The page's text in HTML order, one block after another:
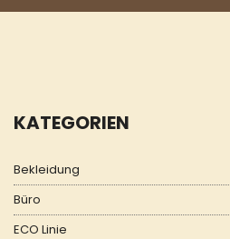
KATEGORIEN
Bekleidung
Büro
ECO Linie